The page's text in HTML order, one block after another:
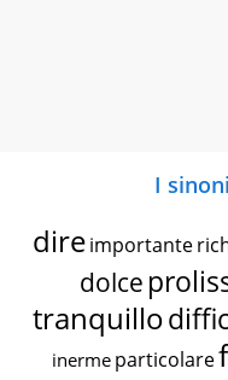
I
dire importante
dolce
tranquillo
inerme particolare